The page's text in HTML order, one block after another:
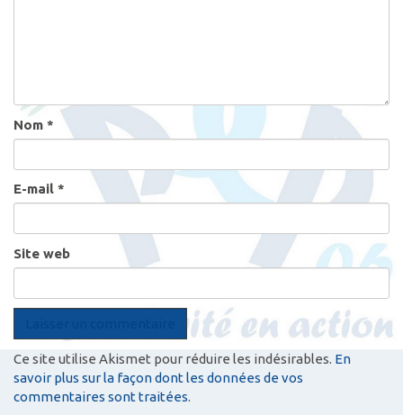
Nom *
E-mail *
Site web
Ce site utilise Akismet pour réduire les indésirables. En
savoir plus sur la façon dont les données de vos
commentaires sont traitées.